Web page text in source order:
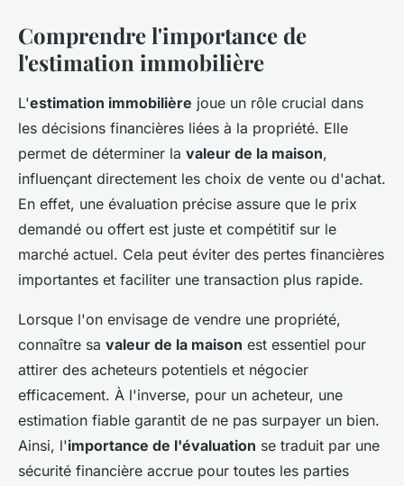
Comprendre l'importance de
l'estimation immobilière
L'estimation immobilière joue un rôle crucial dans
les décisions financières liées à la propriété. Elle
permet de déterminer la valeur de la maison,
influençant directement les choix de vente ou d'achat.
En effet, une évaluation précise assure que le prix
demandé ou offert est juste et compétitif sur le
marché actuel. Cela peut éviter des pertes financières
importantes et faciliter une transaction plus rapide.
Lorsque l'on envisage de vendre une propriété,
connaître sa valeur de la maison est essentiel pour
attirer des acheteurs potentiels et négocier
efficacement. À l'inverse, pour un acheteur, une
estimation fiable garantit de ne pas surpayer un bien.
Ainsi, l'importance de l'évaluation se traduit par une
sécurité financière accrue pour toutes les parties